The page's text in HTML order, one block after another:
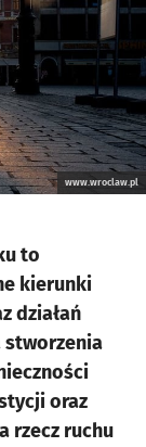
www.wroclaw.pl
to
kierunki
działań
stworzenia
oraz
rzecz ruchu